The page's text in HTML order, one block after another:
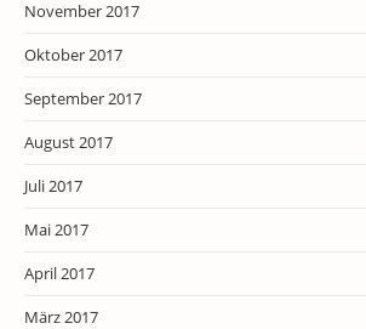
November 2017
Oktober 2017
September 2017
August 2017
Juli 2017
Mai 2017
April 2017
März 2017